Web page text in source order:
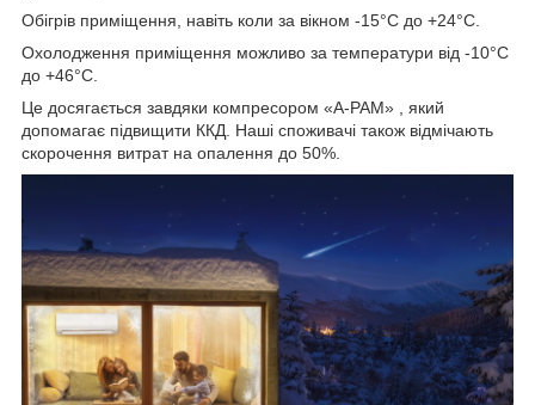
Обігрів приміщення, навіть коли за вікном -15°C до +24°C.
Охолодження приміщення можливо за температури від -10°C
до +46°C.
Це досягається завдяки компресором «A-PAM» , який
допомагає підвищити ККД. Наші споживачі також відмічають
скорочення витрат на опалення до 50%.